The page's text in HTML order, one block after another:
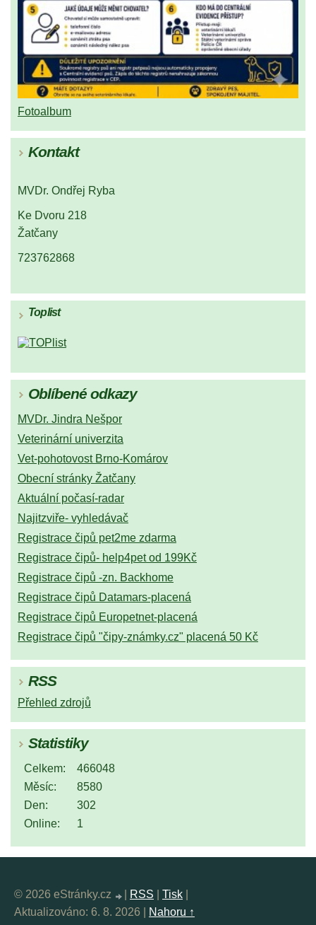
Fotoalbum
Kontakt
MVDr. Ondřej Ryba
Ke Dvoru 218
Žatčany
723762868
Toplist
Oblíbené odkazy
MVDr. Jindra Nešpor
Veterinární univerzita
Vet-pohotovost Brno-Komárov
Obecní stránky Žatčany
Aktuální počasí-radar
Najitzviře- vyhledávač
Registrace čipů pet2me zdarma
Registrace čipů- help4pet od 199Kč
Registrace čipů -zn. Backhome
Registrace čipů Datamars-placená
Registrace čipů Europetnet-placená
Registrace čipů "čipy-známky.cz" placená 50 Kč
RSS
Přehled zdrojů
Statistiky
Online: 1
Celkem:
466048
Měsíc:
8580
Den:
302
© 2026 eStránky.cz RSS Tisk
Aktualizováno: 6. 8. 2026
Nahoru ↑